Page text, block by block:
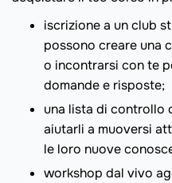
iscrizione a un club
possono creare una
o incontrarsi con te
domande e risposte;
una lista di controllo
aiutarli a muoversi
le loro nuove
workshop dal vivo